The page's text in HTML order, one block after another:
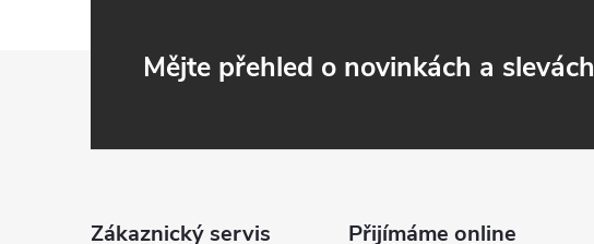
Mějte přehled o novinkách a slevách
Zákaznický servis Přijímáme online